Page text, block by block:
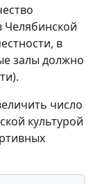
Челябинской
в
залы должно
число
культурой